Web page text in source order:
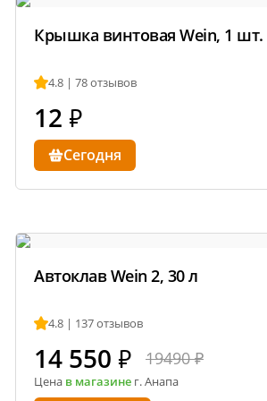
привлекательным и
Эргономичность и удобство
Легче металлического
Защита от коррозии и
Пластик не ржавеет, в
Термостойкий материал
Долговечность и простота
Крышка винтовая Wein, 1 шт.
4.8 | 78 отзывов
12 ₽
Сегодня
Автоклав Wein 2, 30 л
4.8 | 137 отзывов
14 550 ₽ 19490 ₽
Цена в магазине г. Анапа